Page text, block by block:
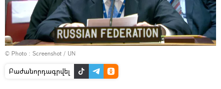
© Photo : Screenshot / UN
Բաժանորդագրվել